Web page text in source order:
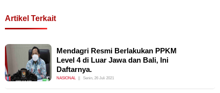
Artikel Terkait
Mendagri Resmi Berlakukan PPKM
Level 4 di Luar Jawa dan Bali, Ini
Daftarnya.
NASIONAL Senin, 26 Juli 2021